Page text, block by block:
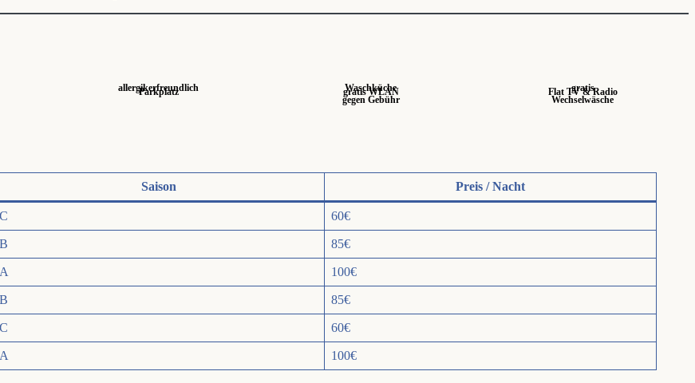
Parkplatz
allergiker­freundlich gratis WLAN
Waschküche
gegen Gebühr
Flat TV & Radio
gratis
Wechselwäsche
Saison Preis / Nacht
C 60€
B 85€
A 100€
B 85€
C 60€
A 100€